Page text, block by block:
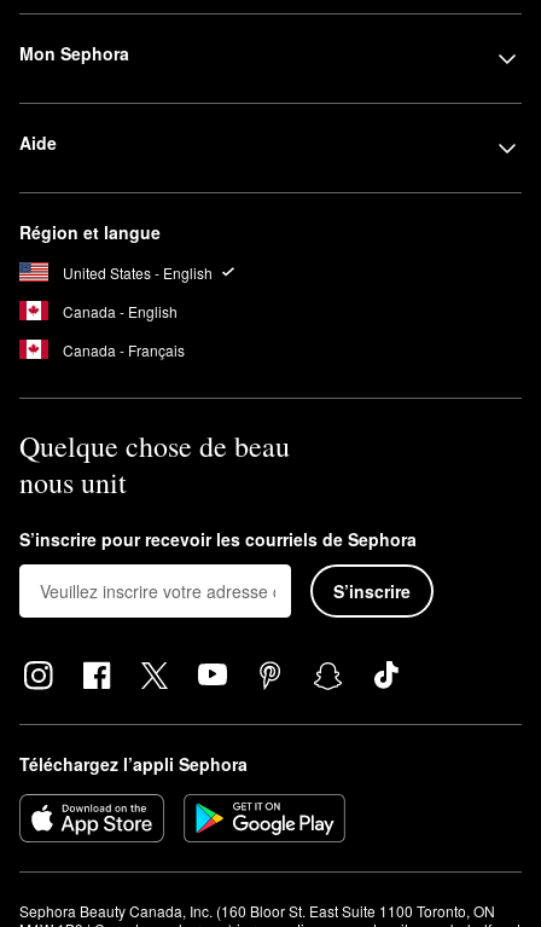
Mon Sephora
Aide
Région et langue
United States - English
Canada - English
Canada - Français
Quelque chose de beau
nous unit
S’inscrire pour recevoir les courriels de Sephora
S’inscrire
Téléchargez l’appli Sephora
Sephora Beauty Canada, Inc. (160 Bloor St. East Suite 1100 Toronto, ON